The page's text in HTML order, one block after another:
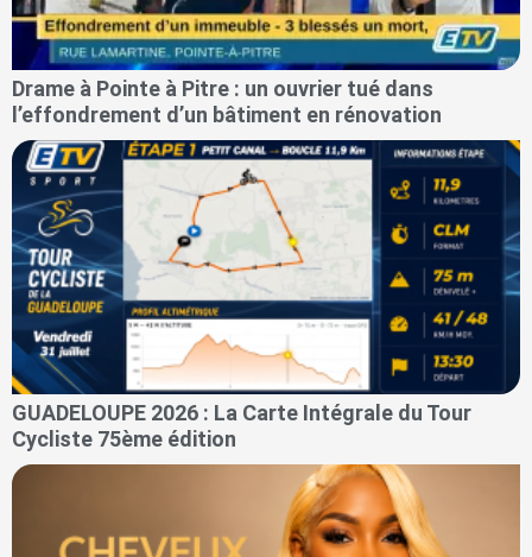
Drame à Pointe à Pitre : un ouvrier tué dans
l’effondrement d’un bâtiment en rénovation
GUADELOUPE 2026 : La Carte Intégrale du Tour
Cycliste 75ème édition